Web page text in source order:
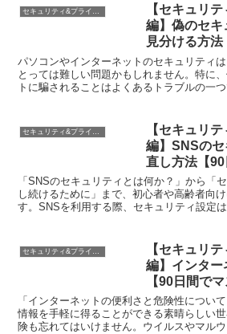
セキュリティ&プライバシー編
【セキュリ
編】偽のセキ
見分ける方
するパソコン
パソコンやインターネットのセキュリティ
とっては難しい問題かもしれません。特に
トに騙されることはよくあるトラブルの一
【セキュリ
編】SNSの
直し方法【
パソコン講座
「SNSのセキュリティとは何か？」から「
し続けるために」まで、初心者や高齢者向
す。SNSを利用する際、セキュリティ設定
セキュリティ&プライバシー編
【セキュリ
編】インター
【90日間で
講座】
「インターネットの便利さと危険性につい
情報を手軽に得ることができる素晴らしい
険も忘れてはいけません。ウイルスやマル